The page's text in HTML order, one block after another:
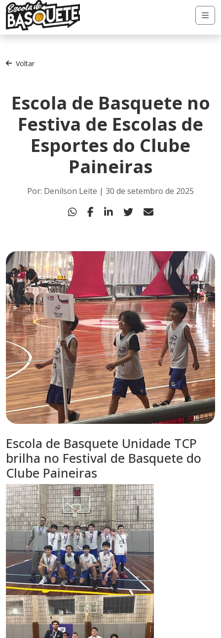
Voltar
Escola de Basquete no
Festiva de Escolas de
Esportes do Clube
Paineiras
Por: Denilson Leite | 30 de setembro de 2025
Escola de Basquete Unidade TCP
brilha no Festival de Basquete do
Clube Paineiras